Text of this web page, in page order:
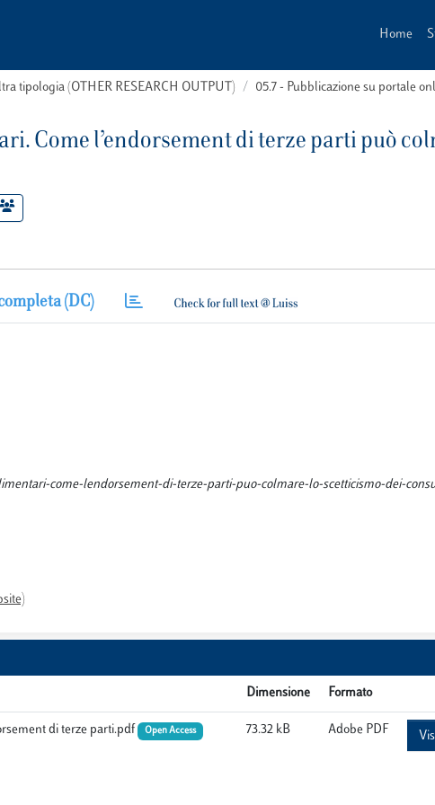
Home
tipologia (OTHER RESEARCH OUTPUT) 05.7 - Pubblicazione su portale
Come l’endorsement di terze parti può
(DC)
come-lendorsement-di-terze-parti-puo-colmare-lo-scetticismo-dei-
Dimensione Formato
di terze parti.pdf Open Access 73.32 kB Adobe PDF